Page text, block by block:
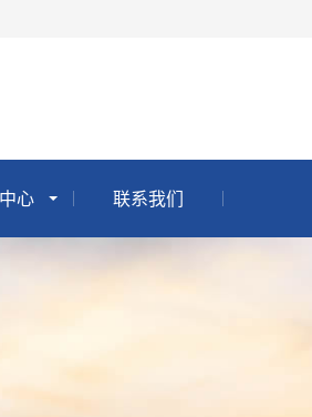
心 联系我们